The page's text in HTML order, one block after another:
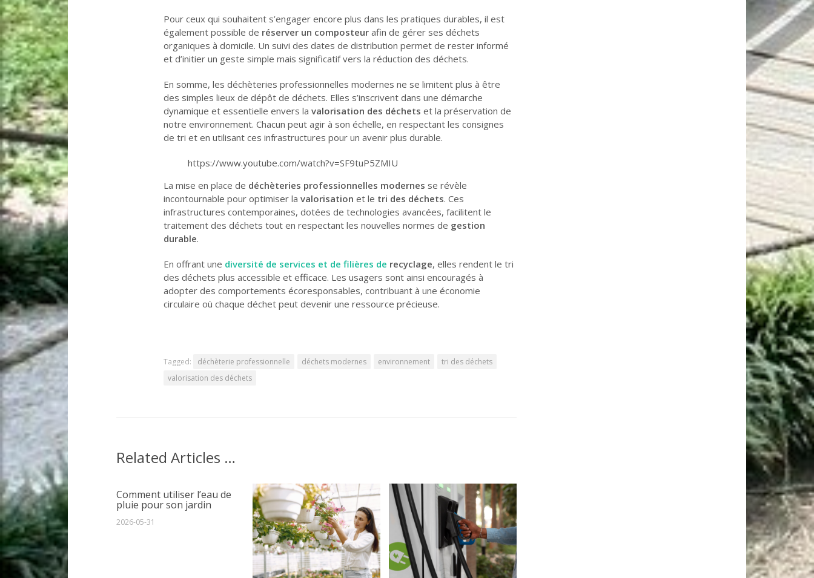
Pour ceux qui souhaitent s’engager encore plus dans les pratiques durables, il est
également possible de réserver un composteur afin de gérer ses déchets
organiques à domicile. Un suivi des dates de distribution permet de rester informé
et d’initier un geste simple mais significatif vers la réduction des déchets.
En somme, les déchèteries professionnelles modernes ne se limitent plus à être
des simples lieux de dépôt de déchets. Elles s’inscrivent dans une démarche
dynamique et essentielle envers la valorisation des déchets et la préservation de
notre environnement. Chacun peut agir à son échelle, en respectant les consignes
de tri et en utilisant ces infrastructures pour un avenir plus durable.
https://www.youtube.com/watch?v=SF9tuP5ZMIU
La mise en place de déchèteries professionnelles modernes se révèle
incontournable pour optimiser la valorisation et le tri des déchets. Ces
infrastructures contemporaines, dotées de technologies avancées, facilitent le
traitement des déchets tout en respectant les nouvelles normes de gestion
durable.
En offrant une diversité de services et de filières de recyclage, elles rendent le tri
des déchets plus accessible et efficace. Les usagers sont ainsi encouragés à
adopter des comportements écoresponsables, contribuant à une économie
circulaire où chaque déchet peut devenir une ressource précieuse.
Tagged: déchèterie professionnelle déchets modernes environnement
tri des déchets
valorisation des déchets
Related Articles …
Comment utiliser l’eau de
pluie pour son jardin
2026-05-31